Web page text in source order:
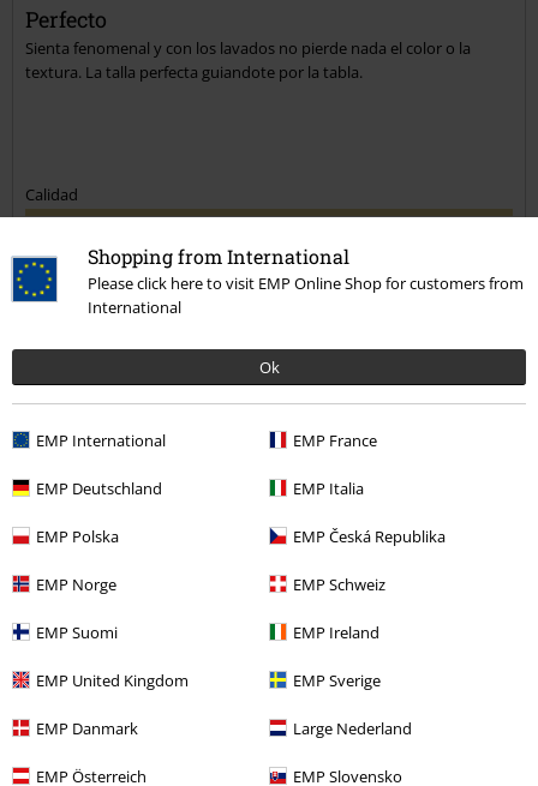
Shopping from International
Please click here to visit EMP Online Shop for customers from
International
Ok
EMP International EMP France
EMP Deutschland EMP Italia
EMP Polska EMP Česká Republika
EMP Norge EMP Schweiz
EMP Suomi EMP Ireland
EMP United Kingdom EMP Sverige
EMP Danmark Large Nederland
EMP Österreich EMP Slovensko
Perfecto
Sienta fenomenal y con los lavados no pierde nada el color o la
textura. La talla perfecta guiandote por la tabla.
Calidad
Ajuste
Reseña verificada
¿Te ha sido útil esta opinión?
Comentario
Carolina Cristina G.
Es elástico?
¿Te ha resultado útil este comentario?
Publicado: domingo, 26 mayo, 2024 11:46:00 AM